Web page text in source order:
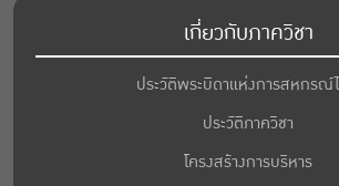
เกี่ยวกับภาควิชา
ประวัติพระบิดาแห่งการสหกรณ์
ประวัติภาควิชา
โครงสร้างการบริหาร